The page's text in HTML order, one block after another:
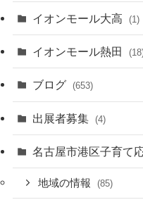
イオンモール大高 (1)
イオンモール熱田
ブログ (653)
出展者募集 (4)
名古屋市港区子育て
地域の情報 (85)